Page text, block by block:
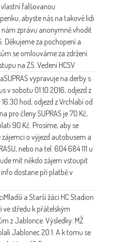
falšovanou
abyste nás na takové lidi
nám zprávu anonymně vhodit
Děkujeme za pochopení a
se omlouváme za zdržení
na ZS. Vedení HCSV
SUPRAS vypravuje na derby s
v sobotu 01.10.2016, odjezd z
hod, odjezd z Vrchlabí od
pro členy SUPRAS je 70 Kč,
90 Kč. Prosíme, aby se
o výjezd autobusem a
nebo na tel. 604 684 111 u
mít někdo zájem vstoupit
info dostane při platbě v
Mladší a Starší žáci HC Stadion
ve středu k přátelským
z Jablonce. Výsledky: MŽ
Jablonec 20:1. A k tomu se